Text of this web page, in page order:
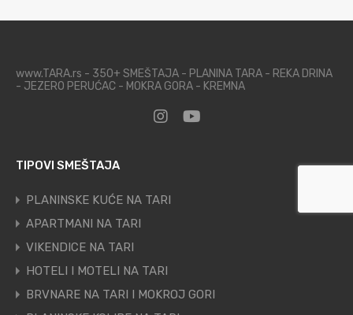
www.TARA.rs - 350+ SMEŠTAJA - PLANINA TARA - REKA DRINA
- JEZERO PERUĆAC - MOKRA GORA - KREMNA
TIPOVI SMEŠTAJA
PLANINSKE KUĆE NA TARI
APARTMANI NA TARI
VIKENDICE NA TARI
HOTELI I MOTELI NA TARI
BRVNARE NA TARI I MOKROJ GORI